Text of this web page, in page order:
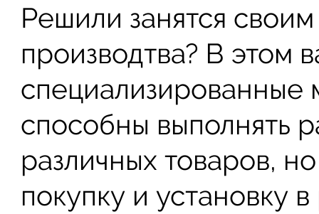
Решили занятся
производтва? В этом
специализированные
способны выполнять
различных товаров,
покупку и установку